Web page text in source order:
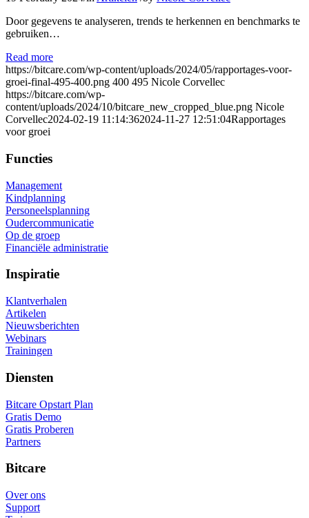
Door gegevens te analyseren, trends te herkennen en benchmarks te
gebruiken…
Read more
https://bitcare.com/wp-content/uploads/2024/05/rapportages-voor-
groei-final-495-400.png 400 495 Nicole Corvellec
https://bitcare.com/wp-
content/uploads/2024/10/bitcare_new_cropped_blue.png Nicole
Corvellec2024-02-19 11:14:362024-11-27 12:51:04Rapportages
voor groei
Functies
Management
Kindplanning
Personeelsplanning
Oudercommunicatie
Op de groep
Financiële administratie
Inspiratie
Klantverhalen
Artikelen
Nieuwsberichten
Webinars
Trainingen
Diensten
Bitcare Opstart Plan
Gratis Demo
Gratis Proberen
Partners
Bitcare
Over ons
Support